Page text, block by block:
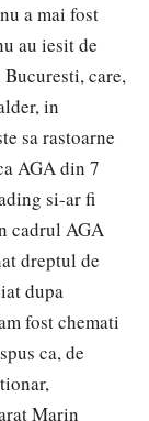
a mai fost
au iesit de
care,
in
sa rastoarne
AGA din 7
si-ar fi
cadrul AGA
dreptul de
dupa
fost chemati
ca, de
Marin